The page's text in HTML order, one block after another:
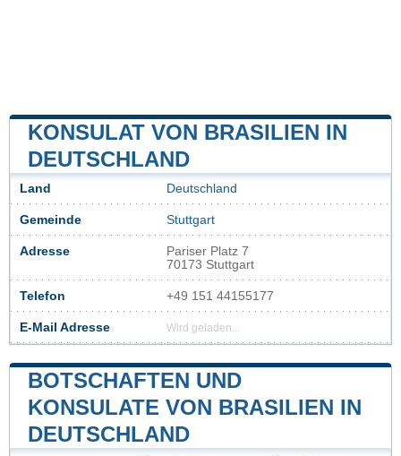
KONSULAT VON BRASILIEN IN
DEUTSCHLAND
Land Deutschland
Gemeinde Stuttgart
Adresse
Pariser Platz 7
70173 Stuttgart
Telefon +49 151 44155177
E-Mail Adresse Wird geladen...
BOTSCHAFTEN UND
KONSULATE VON BRASILIEN IN
DEUTSCHLAND